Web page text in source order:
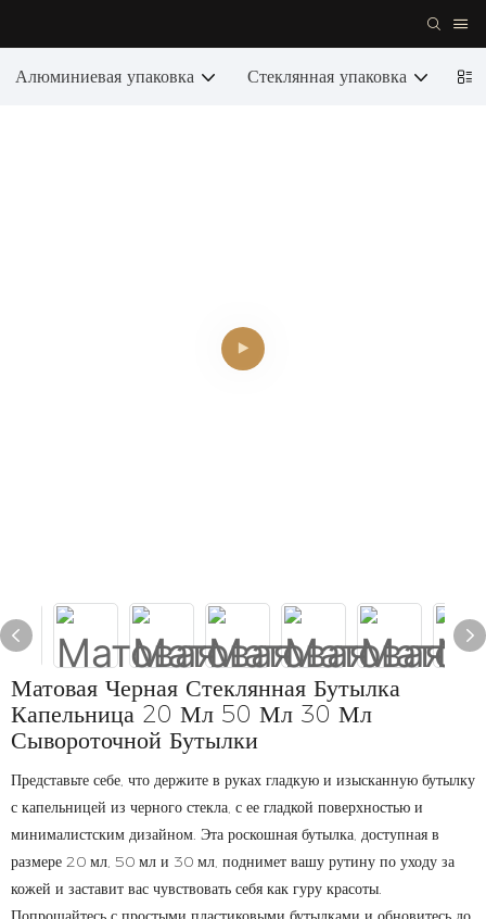
Алюминиевая упаковка Стеклянная упаковка
Матовая Черная Стеклянная Бутылка
Капельница 20 Мл 50 Мл 30 Мл
Сывороточной Бутылки
Представьте себе, что держите в руках гладкую и изысканную бутылку
с капельницей из черного стекла, с ее гладкой поверхностью и
минималистским дизайном. Эта роскошная бутылка, доступная в
размере 20 мл, 50 мл и 30 мл, поднимет вашу рутину по уходу за
кожей и заставит вас чувствовать себя как гуру красоты.